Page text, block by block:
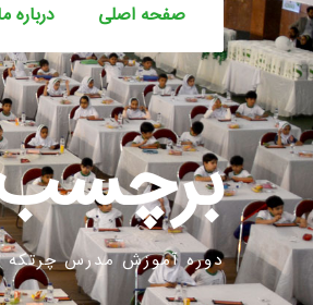
صفحه اصلی درباره
دوره آموزش مدرس چرتکه